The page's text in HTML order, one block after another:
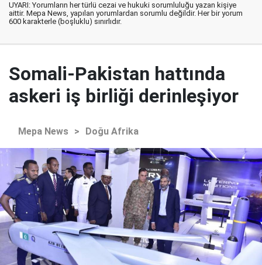
UYARI: Yorumların her türlü cezai ve hukuki sorumluluğu yazan kişiye
aittir. Mepa News, yapılan yorumlardan sorumlu değildir. Her bir yorum
600 karakterle (boşluklu) sınırlıdır.
Somali-Pakistan hattında
askeri iş birliği derinleşiyor
Mepa News > Doğu Afrika